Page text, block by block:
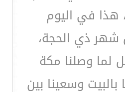
هذا في اليوم
ذي الحجة،
لما وصلنا مكة
وسعينا بين